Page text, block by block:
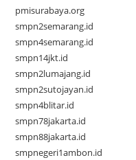
pmisurabaya.org
smpn2semarang.id
smpn4semarang.id
smpn14jkt.id
smpn2lumajang.id
smpn2sutojayan.id
smpn4blitar.id
smpn78jakarta.id
smpn88jakarta.id
smpnegeri1ambon.id